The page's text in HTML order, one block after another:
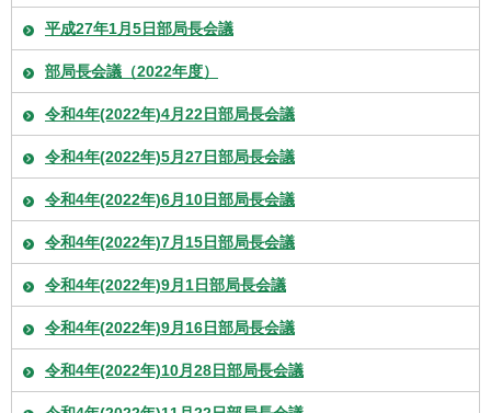
平成27年1月5日部局長会議
部局長会議（2022年度）
令和4年(2022年)4月22日部局長会議
令和4年(2022年)5月27日部局長会議
令和4年(2022年)6月10日部局長会議
令和4年(2022年)7月15日部局長会議
令和4年(2022年)9月1日部局長会議
令和4年(2022年)9月16日部局長会議
令和4年(2022年)10月28日部局長会議